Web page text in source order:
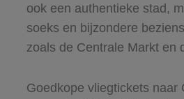
ook een authentieke stad,
soeks en bijzondere
zoals de Centrale Markt en
Goedkope vliegtickets naar